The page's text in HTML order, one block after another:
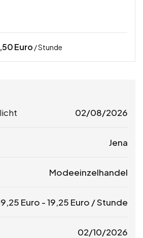
Euro / Stunde
02/08/2026
Jena
Modeeinzelhandel
Euro -19,25 Euro / Stunde
02/10/2026